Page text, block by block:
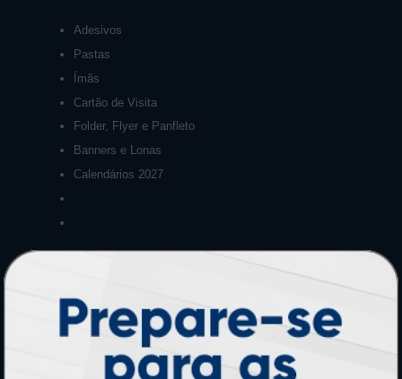
Adesivos
Pastas
Ímãs
Cartão de Visita
Folder, Flyer e Panfleto
Banners e Lonas
Calendários 2027
PAGUE COM